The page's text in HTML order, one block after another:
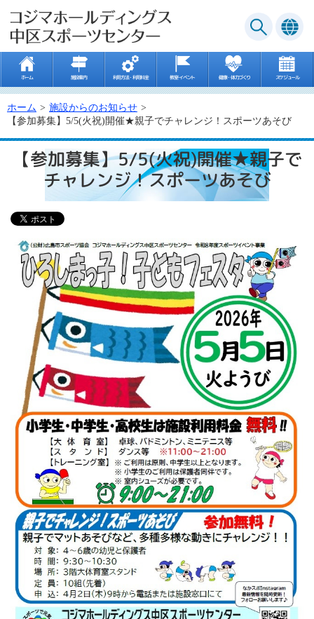
ホーム 施設案内 利用方法・利用料金 教室･イベント 健康・体力づくり スケジュール
ホーム
施設からのお知らせ
【参加募集】5/5(火祝)開催★親子でチャレンジ！スポーツあそび
【参加募集】5/5(火祝)開催★親子で
チャレンジ！スポーツあそび